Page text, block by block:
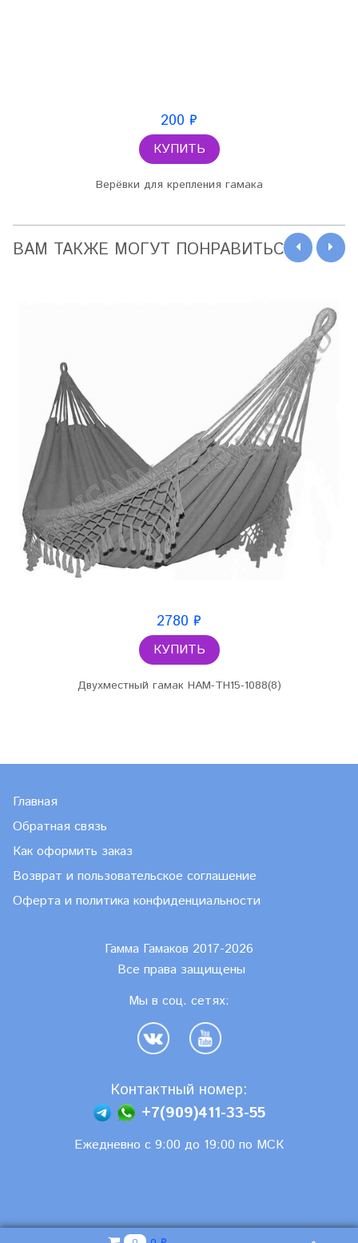
200 ₽
КУПИТЬ
Верёвки для крепления гамака
ВАМ ТАКЖЕ МОГУТ ПОНРАВИТЬСЯ
2780 ₽
КУПИТЬ
Двухместный гамак HAM-TH15-1088(8)
Главная
Обратная связь
Как оформить заказ
Возврат и пользовательское соглашение
Оферта и политика конфиденциальности
Гамма Гамаков 2017-2026
Все права защищены
Мы в соц. сетях:
Контактный номер:
+7(909)411-33-55
Ежедневно с 9:00 до 19:00 по МСК